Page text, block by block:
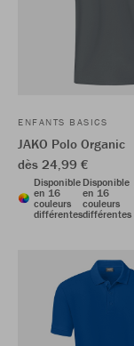
ENFANTS BASICS
JAKO Polo Organic
dès 24,99 €
Disponible
en 16
couleurs
différentes
Disponible
en 16
couleurs
différentes